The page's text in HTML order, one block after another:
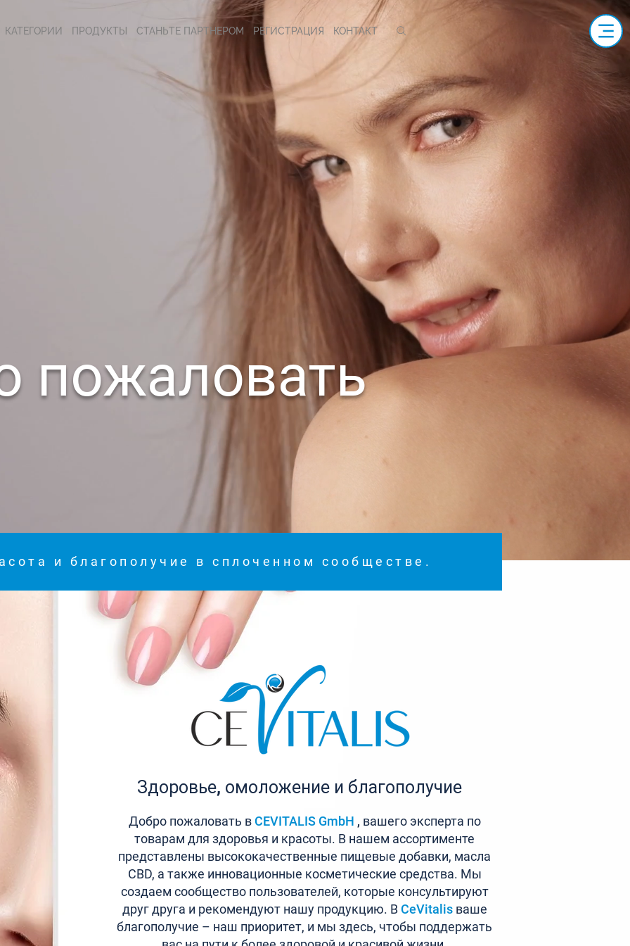
КАТЕГОРИИ ПРОДУКТЫ СТАНЬТЕ ПАРТНЕРОМ РЕГИСТРАЦИЯ КОНТАКТ
пожаловать
и благополучие в сплоченном сообществе.
Здоровье, омоложение и благополучие
Добро пожаловать вCEVITALIS GmbH , вашего эксперта по
товарам для здоровья и красоты. В нашем ассортименте
представлены высококачественные пищевые добавки, масла
CBD, а также инновационные косметические средства. Мы
создаем сообщество пользователей, которые консультируют
друг друга и рекомендуют нашу продукцию. ВCeVitalisваше
благополучие – наш приоритет, и мы здесь, чтобы поддержать